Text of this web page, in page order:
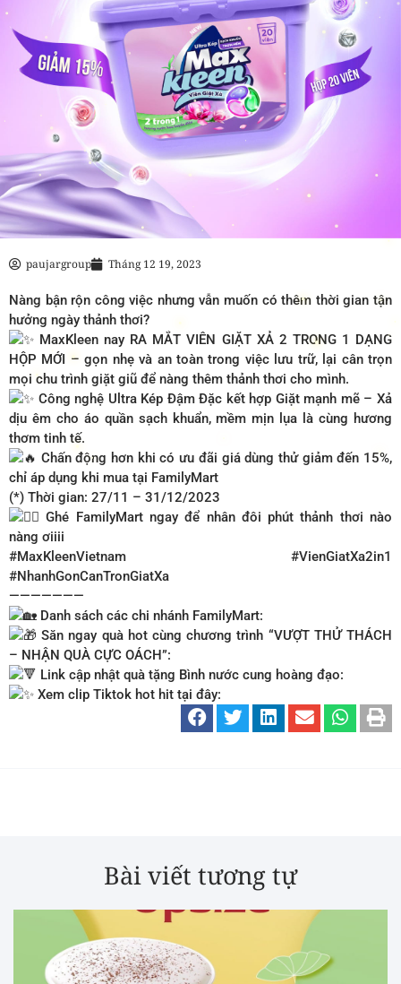
paujargroup Tháng 12 19, 2023
Nàng bận rộn công việc nhưng vẫn muốn có thêm thời gian tận
hưởng ngày thảnh thơi?
MaxKleen nay RA MẮT VIÊN GIẶT XẢ 2 TRONG 1 DẠNG
HỘP MỚI – gọn nhẹ và an toàn trong việc lưu trữ, lại cân trọn
mọi chu trình giặt giũ để nàng thêm thảnh thơi cho mình.
Công nghệ Ultra Kép Đậm Đặc kết hợp Giặt mạnh mẽ – Xả
dịu êm cho áo quần sạch khuẩn, mềm mịn lụa là cùng hương
thơm tinh tế.
Chấn động hơn khi có ưu đãi giá dùng thử giảm đến 15%,
chỉ áp dụng khi mua tại FamilyMart
(*) Thời gian: 27/11 – 31/12/2023
Ghé FamilyMart ngay để nhân đôi phút thảnh thơi nào
nàng ơiiii
#MaxKleenVietnam
#VienGiatXa2in1
#NhanhGonCanTronGiatXa
———————
Danh sách các chi nhánh FamilyMart:
Săn ngay quà hot cùng chương trình “VƯỢT THỬ THÁCH
– NHẬN QUÀ CỰC OÁCH”:
Link cập nhật quà tặng Bình nước cung hoàng đạo:
Xem clip Tiktok hot hit tại đây:
Bài viết tương tự